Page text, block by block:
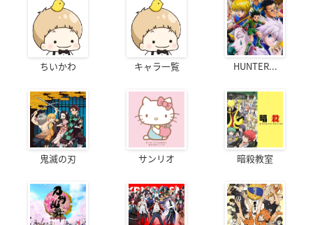
ちいかわ キャラ一覧 HUNTER...
鬼滅の刃 サンリオ 暗殺教室